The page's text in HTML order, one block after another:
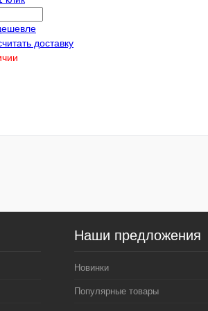
К сравнению
В наличиидоставку
Наши предложения
Новинки
Популярные товары